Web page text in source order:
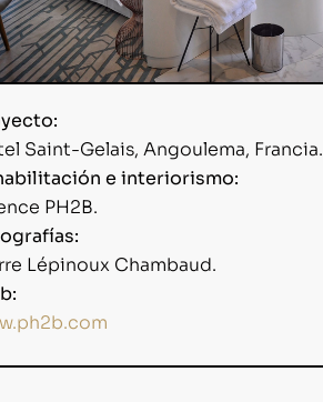
Saint-Gelais, Angoulema, Francia.
e interiorismo:
PH2B.
Lépinoux Chambaud.